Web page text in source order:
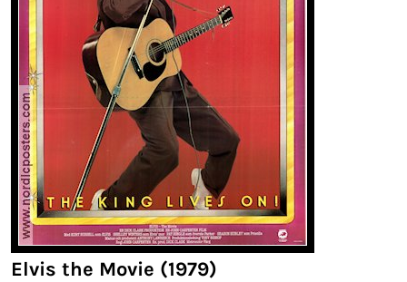
Elvis the Movie (1979)